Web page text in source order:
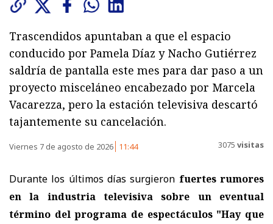
Trascendidos apuntaban a que el espacio
conducido por Pamela Díaz y Nacho Gutiérrez
saldría de pantalla este mes para dar paso a un
proyecto misceláneo encabezado por Marcela
Vacarezza, pero la estación televisiva descartó
tajantemente su cancelación.
Viernes 7 de agosto de 2026 11:44 3075 visitas
Durante los últimos días surgieron fuertes rumores
en la industria televisiva sobre un eventual
término del programa de espectáculos "Hay que